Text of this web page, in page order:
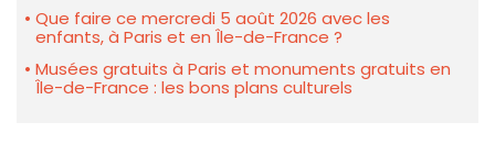
Que faire ce mercredi 5 août 2026 avec les
enfants, à Paris et en Île-de-France ?
Musées gratuits à Paris et monuments gratuits en
Île-de-France : les bons plans culturels